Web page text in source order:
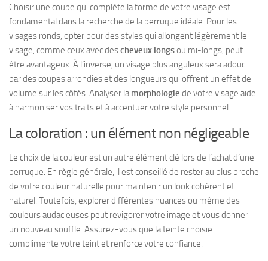
Choisir une coupe qui complète la forme de votre visage est
fondamental dans la recherche de la perruque idéale. Pour les
visages ronds, opter pour des styles qui allongent légèrement le
visage, comme ceux avec descheveux longsou mi-longs, peut
être avantageux. À l’inverse, un visage plus anguleux sera adouci
par des coupes arrondies et des longueurs qui offrent un effet de
volume sur les côtés. Analyser lamorphologie de votre visage aide
à harmoniser vos traits et à accentuer votre style personnel.
La coloration : un élément non négligeable
Le choix de la couleur est un autre élément clé lors de l’achat d’une
perruque. En règle générale, il est conseillé de rester au plus proche
de votre couleur naturelle pour maintenir un look cohérent et
naturel. Toutefois, explorer différentes nuances ou même des
couleurs audacieuses peut revigorer votre image et vous donner
un nouveau souffle. Assurez-vous que la teinte choisie
complimente votre teint et renforce votre confiance.